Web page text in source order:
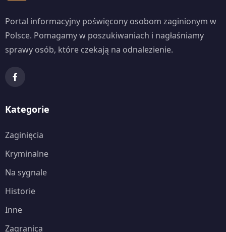
Portal informacyjny poświęcony osobom zaginionym w
Polsce. Pomagamy w poszukiwaniach i nagłaśniamy
sprawy osób, które czekają na odnalezienie.
Kategorie
Zaginięcia
Kryminalne
Na sygnale
Historie
Inne
Zagranica